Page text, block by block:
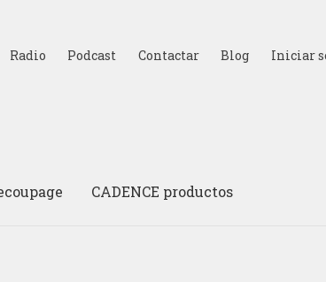
Radio Podcast Contactar Blog Iniciar
CADENCE productos